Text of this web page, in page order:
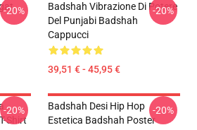
-20%
Badshah Vibrazione Di Potere
Del Punjabi Badshah
Cappucci
39,51 € - 45,95 €
-20%
Shirt
-20%
Badshah Desi Hip Hop
Estetica Badshah Poster
-20%